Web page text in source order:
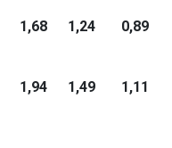
1,68 1,24 0,89
1,94 1,49 1,11